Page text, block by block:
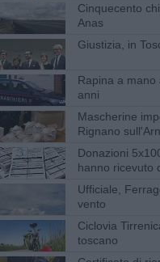
Cinquecento
Anas
Giustizia, in
Rapina a
anni
Mascherine
Rignano
Donazioni
hanno ricevuto
Ufficiale,
vento
Ciclovia
toscano